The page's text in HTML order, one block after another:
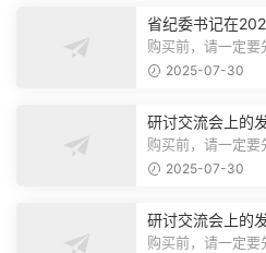
省纪委书记在
上的讲话.1
购买前，请一定
注，精彩模板每天
2025-07-30
研讨交流会上的
为纲,推动巡察工
购买前，请一定
注，精彩模板每天
2025-07-30
研讨交流会上的
推动巡察工作高
购买前，请一定